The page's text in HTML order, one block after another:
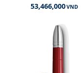
53,466,000VND